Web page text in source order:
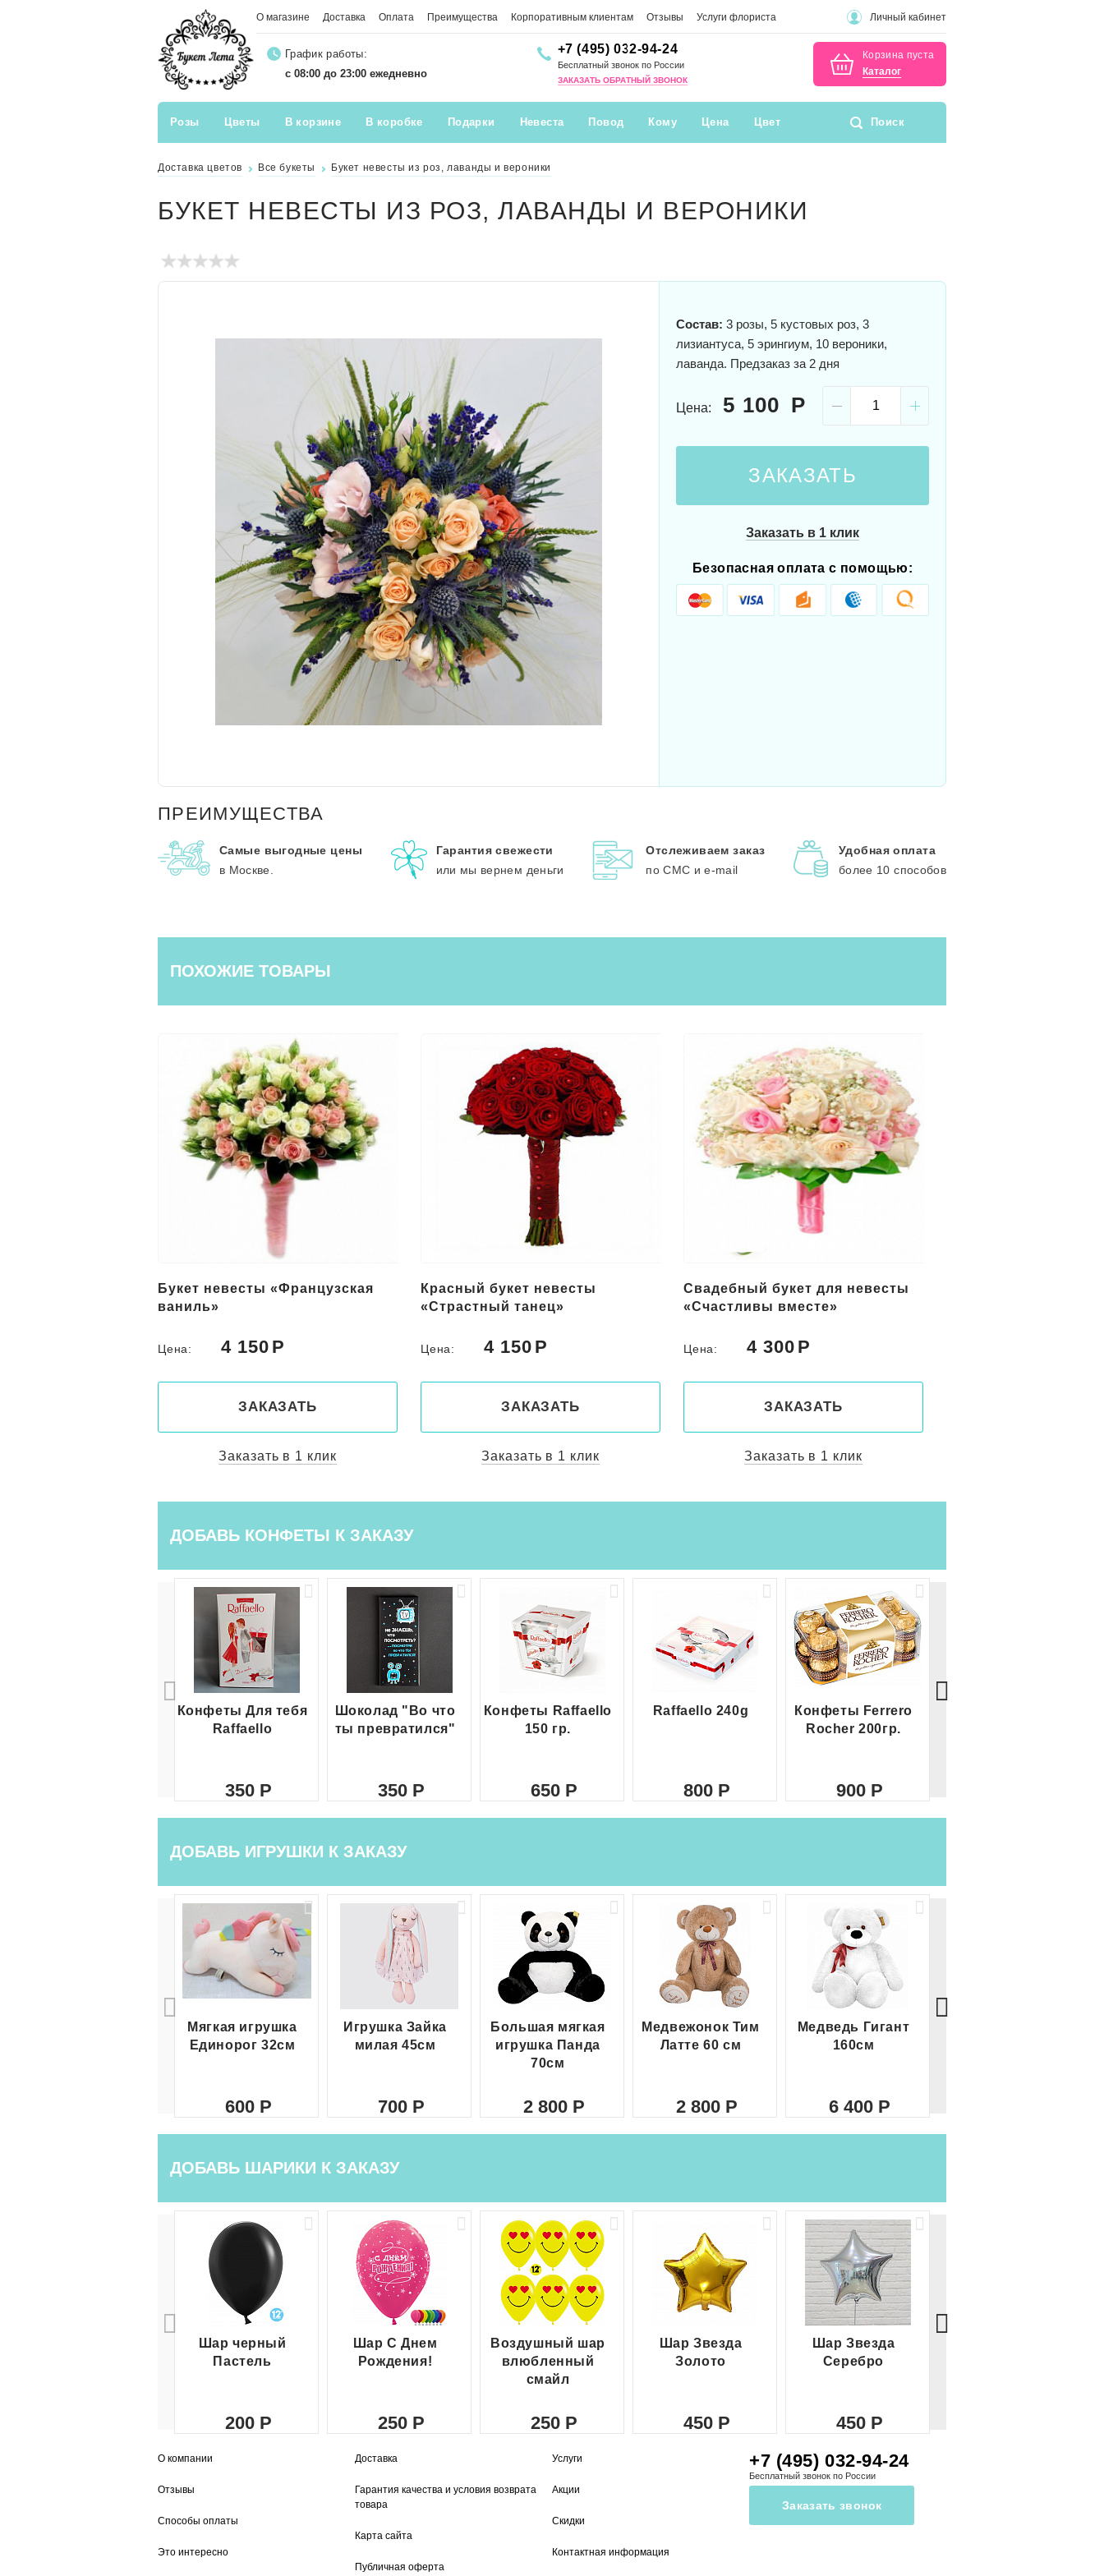
О магазине Доставка Оплата Преимущества Корпоративным клиентам Отзывы Услуги флориста Личный кабинет
График работы:
с 08:00 до 23:00 ежедневно
+7 (495) 032-94-24
Бесплатный звонок по России
ЗАКАЗАТЬ ОБРАТНЫЙ ЗВОНОК
Корзина пуста
Каталог
Розы Цветы В корзине В коробке Подарки Невеста Повод Кому Цена Цвет Поиск
Доставка цветов Все букеты Букет невесты из роз, лаванды и вероники
БУКЕТ НЕВЕСТЫ ИЗ РОЗ, ЛАВАНДЫ И ВЕРОНИКИ
Состав: 3 розы, 5 кустовых роз, 3
лизиантуса, 5 эрингиум, 10 вероники,
лаванда. Предзаказ за 2 дня
Цена: 5 100
ЗАКАЗАТЬ
Заказать в 1 клик
Безопасная оплата с помощью:
ПРЕИМУЩЕСТВА
Самые выгодные цены
в Москве.
Гарантия свежести
или мы вернем деньги
Отслеживаем заказ
по СМС и e-mail
Удобная оплата
более 10 способов
ПОХОЖИЕ ТОВАРЫ
Красный букет невесты
«Страстный танец»
Цена: 4 150
ЗАКАЗАТЬ
Заказать в 1 клик
Свадебный букет для невесты
«Счастливы вместе»
Цена: 4 300
ЗАКАЗАТЬ
Заказать в 1 клик
Букет для невесты «Вальс роз»
под заказ
Цена: 4 650
ЗАКАЗАТЬ
Заказать в 1 клик
ДОБАВЬ КОНФЕТЫ К ЗАКАЗУ
Конфеты Для тебя
Raffaello
350
Шоколад "Во что
ты превратился"
350
Конфеты Raffaello
150 гр.
650
Raffaello 240g
800
Конфеты Ferrero
Rocher 200гр.
900
ДОБАВЬ ИГРУШКИ К ЗАКАЗУ
Мягкая игрушка
Единорог 32см
600
Игрушка Зайка
милая 45см
700
Большая мягкая
игрушка Панда
70см
2 800
Медвежонок Тим
Латте 60 см
2 800
Медведь Гигант
160см
6 400
ДОБАВЬ ШАРИКИ К ЗАКАЗУ
Шар черный
Пастель
200
Шар С Днем
Рождения!
250
Воздушный шар
влюбленный
смайл
250
Шар Звезда
Золото
450
Шар Звезда
Серебро
450
О компании
Отзывы
Способы оплаты
Это интересно
Доставка
Гарантия качества и условия возврата
товара
Карта сайта
Публичная оферта
Услуги
Акции
Скидки
Контактная информация
+7 (495) 032-94-24
Бесплатный звонок по России
Заказать звонок